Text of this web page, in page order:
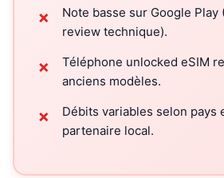
✗
Note basse sur Google Play
review technique).
✗
Téléphone unlocked eSIM
anciens modèles.
✗
Débits variables selon pays
partenaire local.